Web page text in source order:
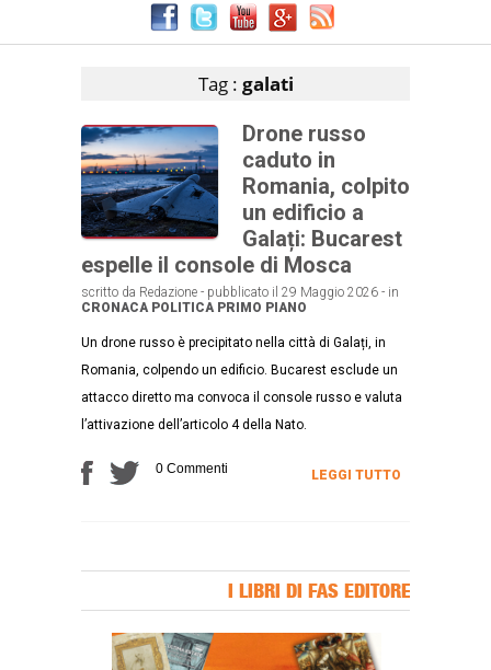
Tag : galati
Drone russo
caduto in
Romania, colpito
un edificio a
Galați: Bucarest
espelle il console di Mosca
scritto da Redazione - pubblicato il 29 Maggio 2026 - in
CRONACA POLITICA PRIMO PIANO
Un drone russo è precipitato nella città di Galați, in
Romania, colpendo un edificio. Bucarest esclude un
attacco diretto ma convoca il console russo e valuta
l’attivazione dell’articolo 4 della Nato.
0 Commenti LEGGI TUTTO
I LIBRI DI FAS EDITORE